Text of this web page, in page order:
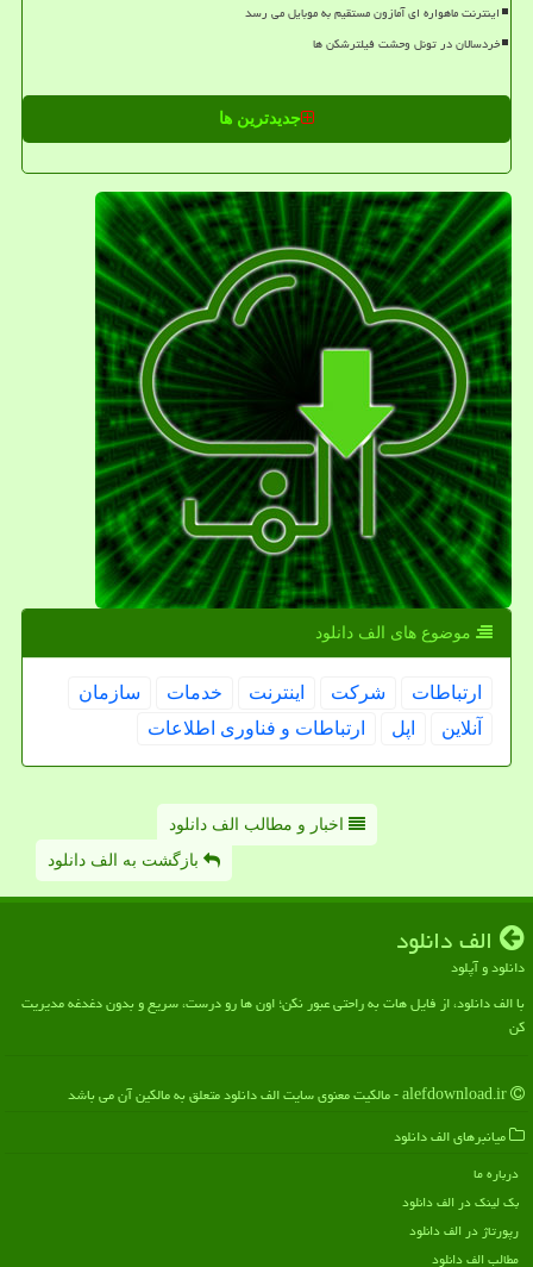
اینترنت ماهواره ای آمازون مستقیم به موبایل می رسد
خردسالان در تونل وحشت فیلترشکن ها
جدیدترین ها
موضوع های الف دانلود
ارتباطات شركت اینترنت خدمات
سازمان
آنلاین
اپل ارتباطات و فناوری اطلاعات
اخبار و مطالب الف دانلود
بازگشت به الف دانلود
الف دانلود
دانلود و آپلود
با الف دانلود، از فایل هات به راحتی عبور نکن؛ اون ها رو درست، سریع و بدون دغدغه مدیریت
کن
میانبرهای الف دانلود
درباره ما
بک لینک در الف دانلود
رپورتاژ در الف دانلود
مطالب الف دانلود